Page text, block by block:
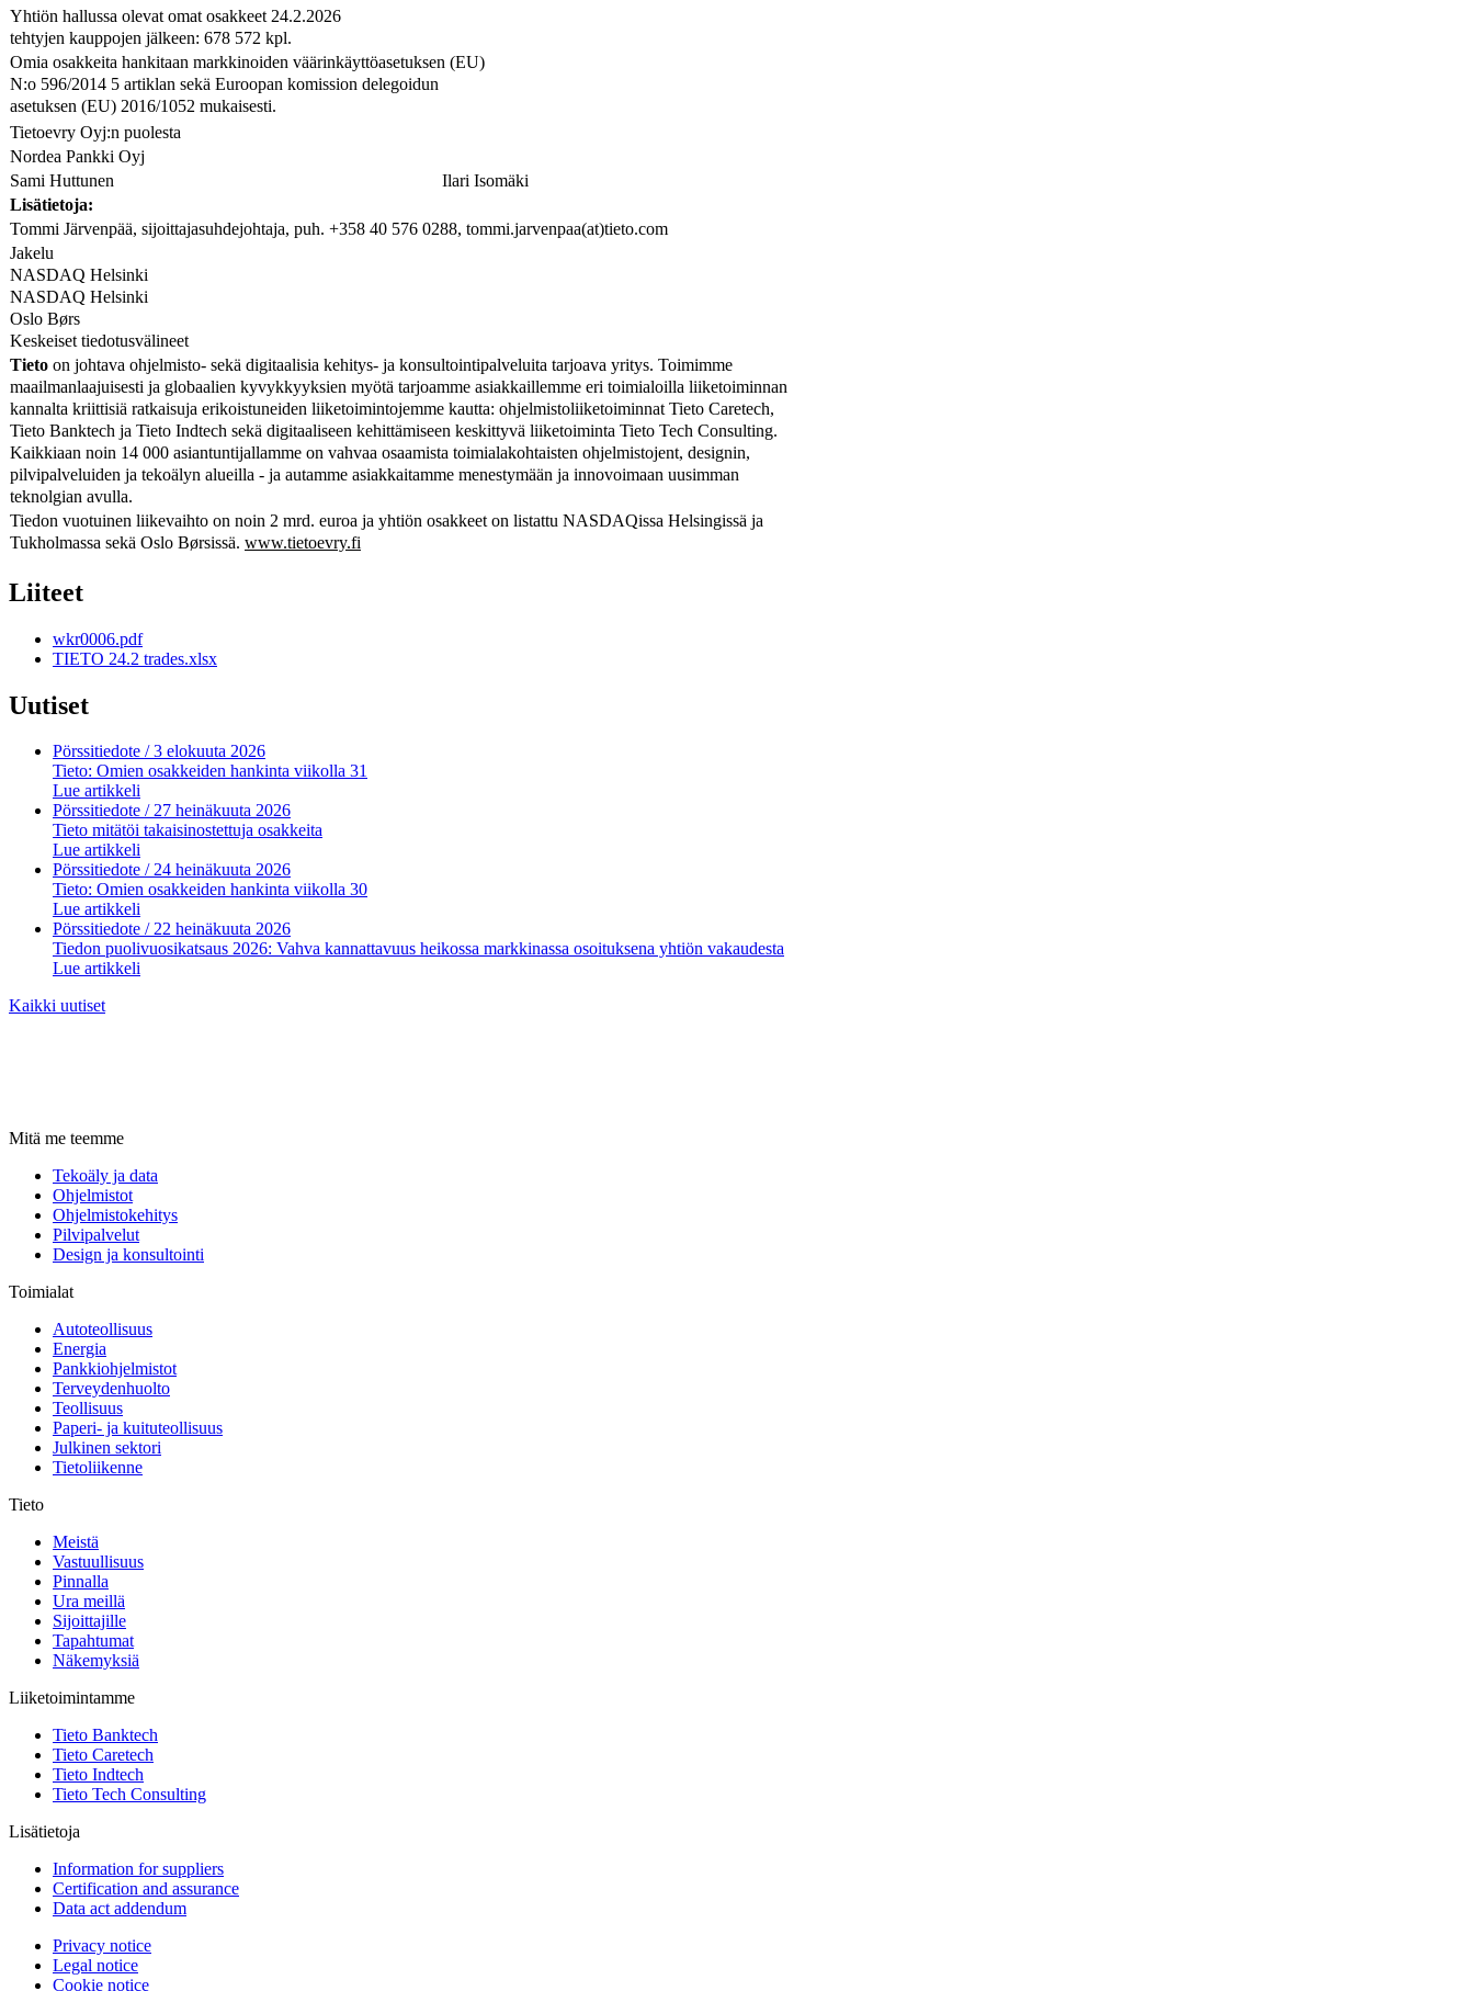
Yhtiön hallussa olevat omat osakkeet 24.2.2026
tehtyjen kauppojen jälkeen: 678 572 kpl.
Omia osakkeita hankitaan markkinoiden väärinkäyttöasetuksen (EU)
N:o 596/2014 5 artiklan sekä Euroopan komission delegoidun
asetuksen (EU) 2016/1052 mukaisesti.
Tietoevry Oyj:n puolesta
Nordea Pankki Oyj
Sami Huttunen
Ilari Isomäki
Lisätietoja:
Tommi Järvenpää, sijoittajasuhdejohtaja, puh. +358 40 576 0288, tommi.jarvenpaa(at)tieto.com
Jakelu
NASDAQ Helsinki
NASDAQ Helsinki
Oslo Børs
Keskeiset tiedotusvälineet
Tieto on johtava ohjelmisto- sekä digitaalisia kehitys- ja konsultointipalveluita tarjoava yritys. Toimimme
maailmanlaajuisesti ja globaalien kyvykkyyksien myötä tarjoamme asiakkaillemme eri toimialoilla liiketoiminnan
kannalta kriittisiä ratkaisuja erikoistuneiden liiketoimintojemme kautta: ohjelmistoliiketoiminnat Tieto Caretech,
Tieto Banktech ja Tieto Indtech sekä digitaaliseen kehittämiseen keskittyvä liiketoiminta Tieto Tech Consulting.
Kaikkiaan noin 14 000 asiantuntijallamme on vahvaa osaamista toimialakohtaisten ohjelmistojent, designin,
pilvipalveluiden ja tekoälyn alueilla - ja autamme asiakkaitamme menestymään ja innovoimaan uusimman
teknolgian avulla.
Tiedon vuotuinen liikevaihto on noin 2 mrd. euroa ja yhtiön osakkeet on listattu NASDAQissa Helsingissä ja
Tukholmassa sekä Oslo Børsissä. www.tietoevry.fi
Liiteet
wkr0006.pdf
TIETO 24.2 trades.xlsx
Uutiset
Pörssitiedote / 3 elokuuta 2026
Tieto: Omien osakkeiden hankinta viikolla 31
Lue artikkeli
Pörssitiedote / 27 heinäkuuta 2026
Tieto mitätöi takaisinostettuja osakkeita
Lue artikkeli
Pörssitiedote / 24 heinäkuuta 2026
Tieto: Omien osakkeiden hankinta viikolla 30
Lue artikkeli
Pörssitiedote / 22 heinäkuuta 2026
Tiedon puolivuosikatsaus 2026: Vahva kannattavuus heikossa markkinassa osoituksena yhtiön vakaudesta
Lue artikkeli
Kaikki uutiset
Mitä me teemme
Tekoäly ja data
Ohjelmistot
Ohjelmistokehitys
Pilvipalvelut
Design ja konsultointi
Toimialat
Autoteollisuus
Energia
Pankkiohjelmistot
Terveydenhuolto
Teollisuus
Paperi- ja kuituteollisuus
Julkinen sektori
Tietoliikenne
Tieto
Meistä
Vastuullisuus
Pinnalla
Ura meillä
Sijoittajille
Tapahtumat
Näkemyksiä
Liiketoimintamme
Tieto Banktech
Tieto Caretech
Tieto Indtech
Tieto Tech Consulting
Lisätietoja
Information for suppliers
Certification and assurance
Data act addendum
Privacy notice
Legal notice
Cookie notice